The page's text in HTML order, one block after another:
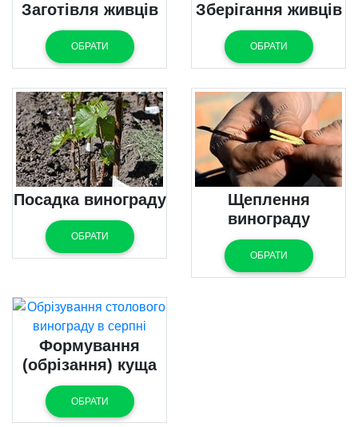
Заготівля живців
ОБРАТИ
Зберігання живців
ОБРАТИ
Посадка винограду
ОБРАТИ
Щеплення
винограду
ОБРАТИ
Формування
(обрізання) куща
ОБРАТИ